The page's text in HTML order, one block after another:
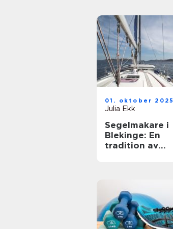
01. oktober 2025
Julia Ekk
Segelmakare i
Blekinge: En
tradition av